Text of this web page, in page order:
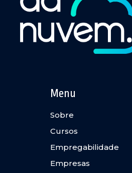
Menu
Sobre
Cursos
Empregabilidade
Empresas